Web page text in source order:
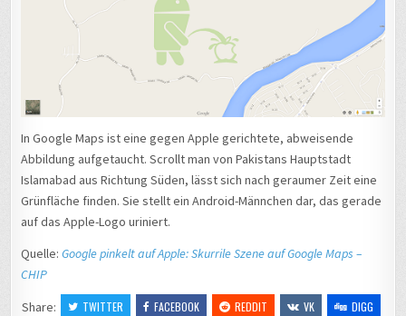
In Google Maps ist eine gegen Apple gerichtete, abweisende
Abbildung aufgetaucht. Scrollt man von Pakistans Hauptstadt
Islamabad aus Richtung Süden, lässt sich nach geraumer Zeit eine
Grünfläche finden. Sie stellt ein Android-Männchen dar, das gerade
auf das Apple-Logo uriniert.
Quelle:Google pinkelt auf Apple: Skurrile Szene auf Google Maps –
CHIP
Share:
TWITTER FACEBOOK REDDIT VK
DIGG